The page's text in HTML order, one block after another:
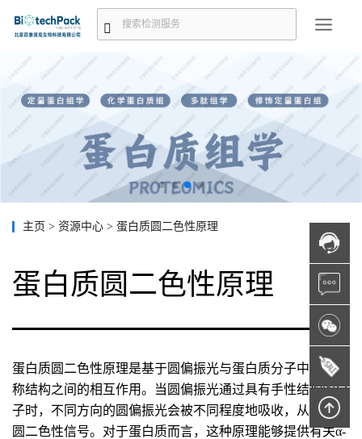
主页 > 资源中心 > 蛋白质圆二色性原理
蛋白质圆二色性原理
蛋白质圆二色性原理是基于圆偏振光与蛋白质分子中的不对
称结构之间的相互作用。当圆偏振光通过具有手性结构的分
子时，不同方向的圆偏振光会被不同程度地吸收，从而产生
圆二色性信号。对于蛋白质而言，这种原理能够提供有关α-